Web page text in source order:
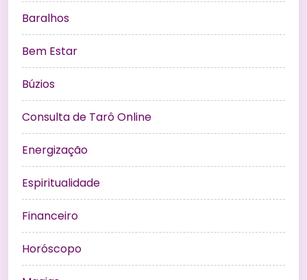
Baralhos
Bem Estar
Búzios
Consulta de Tarô Online
Energização
Espiritualidade
Financeiro
Horóscopo